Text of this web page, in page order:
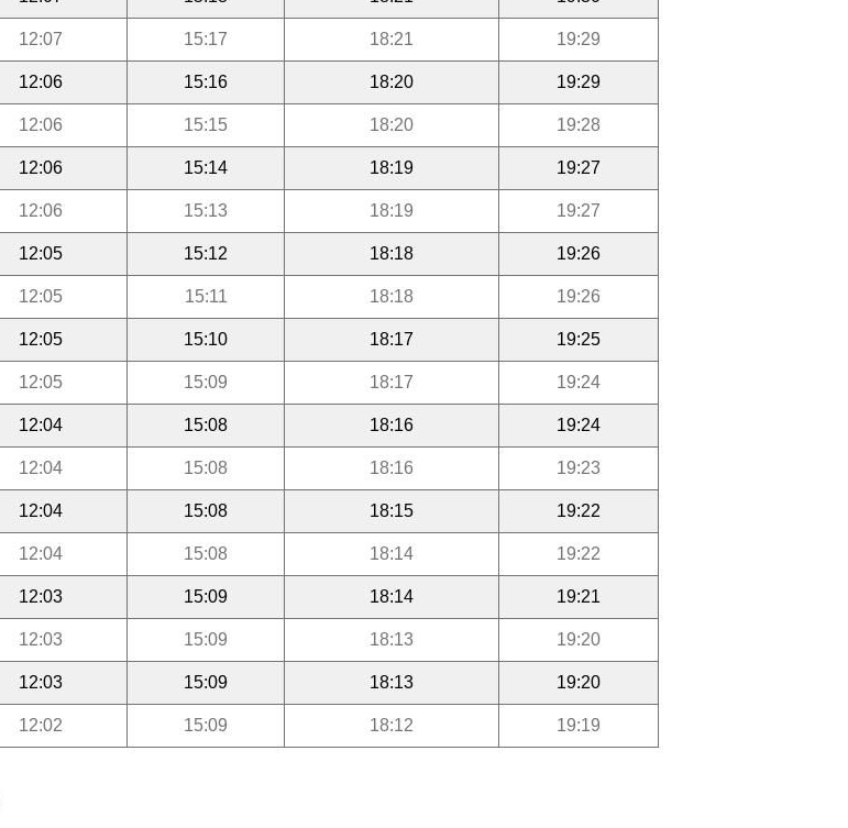
12:07 15:17 18:21 19:29
12:06 15:16 18:20 19:29
12:06 15:15 18:20 19:28
12:06 15:14 18:19 19:27
12:06 15:13 18:19 19:27
12:05 15:12 18:18 19:26
12:05 15:11 18:18 19:26
12:05 15:10 18:17 19:25
12:05 15:09 18:17 19:24
12:04 15:08 18:16 19:24
12:04 15:08 18:16 19:23
12:04 15:08 18:15 19:22
12:04 15:08 18:14 19:22
12:03 15:09 18:14 19:21
12:03 15:09 18:13 19:20
12:03 15:09 18:13 19:20
12:02 15:09 18:12 19:19